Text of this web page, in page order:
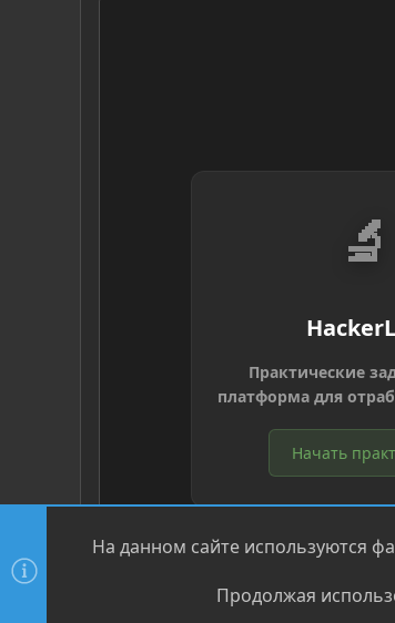
🔬
Практические
платформа для
Начать
Community platform by XenForo ® © 2010-
На данном сайте используются
Продолжая